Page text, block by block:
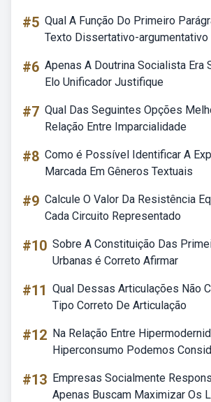
#5 Qual A Função Do Primeiro
Texto Dissertativo-argumentativo
#6 Apenas A Doutrina Socialista Era
Elo Unificador Justifique
#7 Qual Das Seguintes Opções
Relação Entre Imparcialidade
#8 Como é Possível Identificar A
Marcada Em Gêneros Textuais
#9 Calcule O Valor Da Resistência
Cada Circuito Representado
#10 Sobre A Constituição Das
Urbanas é Correto Afirmar
#11 Qual Dessas Articulações Não
Tipo Correto De Articulação
#12 Na Relação Entre
Hiperconsumo Podemos
#13 Empresas Socialmente
Apenas Buscam Maximizar Os